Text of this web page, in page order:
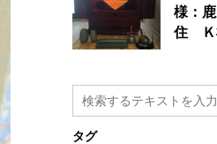
様：
住 Ｋ
タグ